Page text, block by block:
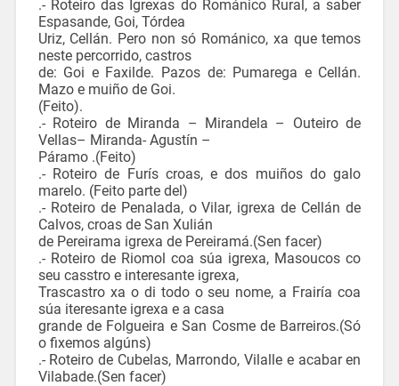
.- Roteiro das Igrexas do Románico Rural, a saber
Espasande, Goi, Tórdea
Uriz, Cellán. Pero non só Románico, xa que temos
neste percorrido, castros
de: Goi e Faxilde. Pazos de: Pumarega e Cellán.
Mazo e muiño de Goi.
(Feito).
.- Roteiro de Miranda – Mirandela – Outeiro de
Vellas– Miranda- Agustín –
Páramo .(Feito)
.- Roteiro de Furís croas, e dos muiños do galo
marelo. (Feito parte del)
.- Roteiro de Penalada, o Vilar, igrexa de Cellán de
Calvos, croas de San Xulián
de Pereirama igrexa de Pereiramá.(Sen facer)
.- Roteiro de Riomol coa súa igrexa, Masoucos co
seu casstro e interesante igrexa,
Trascastro xa o di todo o seu nome, a Frairía coa
súa iteresante igrexa e a casa
grande de Folgueira e San Cosme de Barreiros.(Só
o fixemos algúns)
.- Roteiro de Cubelas, Marrondo, Vilalle e acabar en
Vilabade.(Sen facer)